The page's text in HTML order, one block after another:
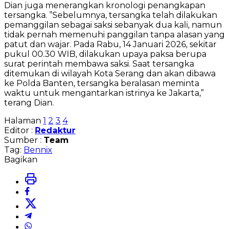
Dian juga menerangkan kronologi penangkapan
tersangka. ”Sebelumnya, tersangka telah dilakukan
pemanggilan sebagai saksi sebanyak dua kali, namun
tidak pernah memenuhi panggilan tanpa alasan yang
patut dan wajar. Pada Rabu, 14 Januari 2026, sekitar
pukul 00.30 WIB, dilakukan upaya paksa berupa
surat perintah membawa saksi. Saat tersangka
ditemukan di wilayah Kota Serang dan akan dibawa
ke Polda Banten, tersangka beralasan meminta
waktu untuk mengantarkan istrinya ke Jakarta,”
terang Dian.
Halaman 1 2 3 4
Editor : Redaktur
Sumber : Team
Tag: Bennix
Bagikan